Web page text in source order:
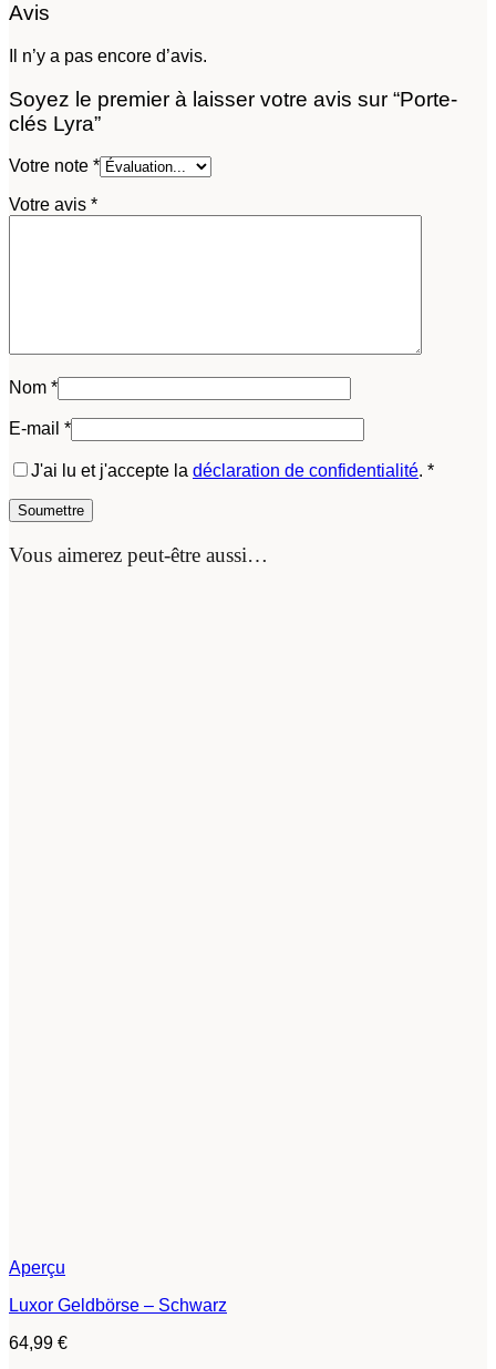
Avis
Il n’y a pas encore d’avis.
Soyez le premier à laisser votre avis sur “Porte-
clés Lyra”
Votre note *
Votre avis *
Nom *
E-mail *
J'ai lu et j'accepte la déclaration de confidentialité. *
Vous aimerez peut-être aussi…
Aperçu
Luxor Geldbörse – Schwarz
64,99 €